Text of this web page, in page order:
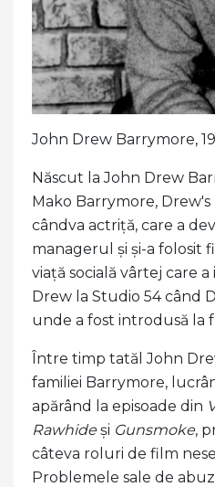
John Drew Barrymore,
Născut la John Drew
Mako Barrymore,
cândva actriță, care a
managerul și și-a folosit
viață socială vârtej care
Drew la Studio 54 când
unde a fost introdusă la
Între timp tatăl John
familiei Barrymore,
apărând la episoade din
Rawhideși Gunsmoke,
câteva roluri de film
Problemele sale de